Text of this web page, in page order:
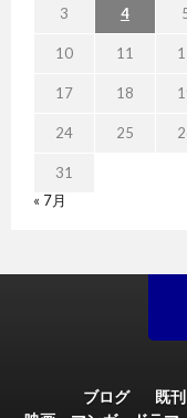
3 4
10 11
17 18
24 25
31
« 7月
ブログ 既